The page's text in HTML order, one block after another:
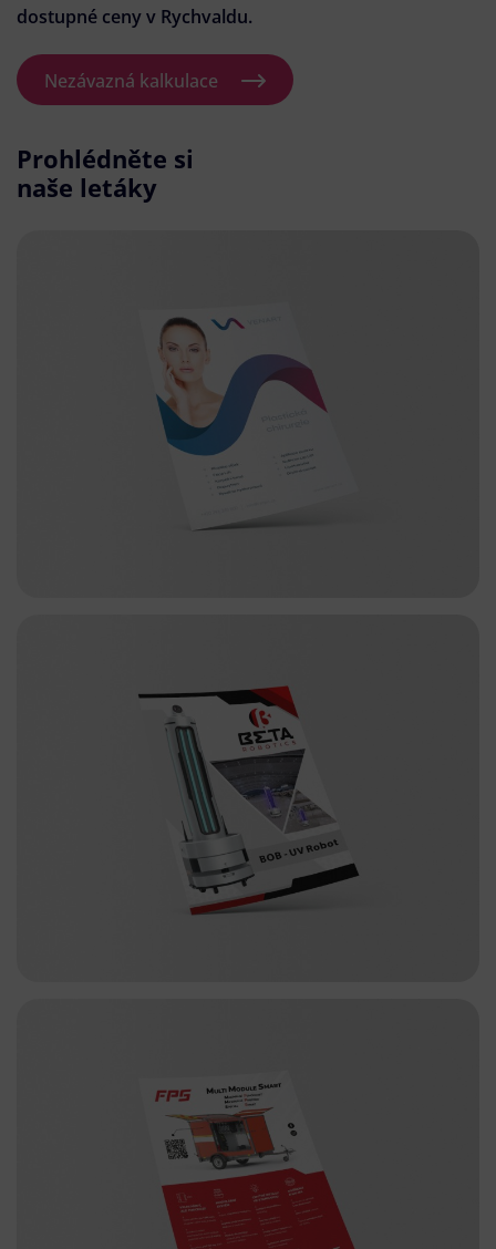
dostupné ceny v Rychvaldu.
Nezávazná kalkulace
Prohlédněte si
naše letáky